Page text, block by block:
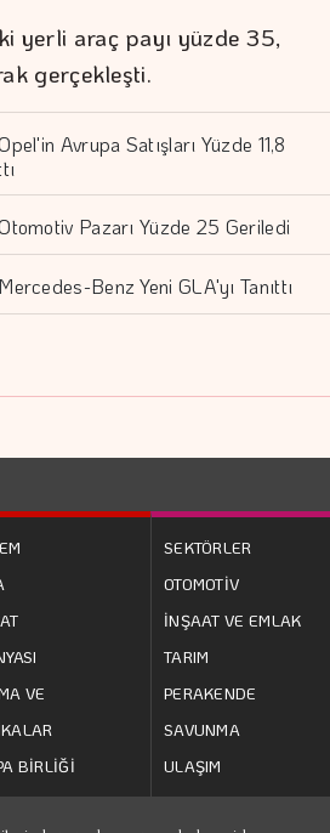
yerli araç payı yüzde 35,
gerçekleşti.
Avrupa Satışları Yüzde 11,8
Pazarı Yüzde 25 Geriledi
Mercedes-Benz Yeni GLA'yı Tanıttı
VE
BİRLİĞİ
SEKTÖRLER
OTOMOTİV
İNŞAAT VE EMLAK
TARIM
PERAKENDE
SAVUNMA
ULAŞIM